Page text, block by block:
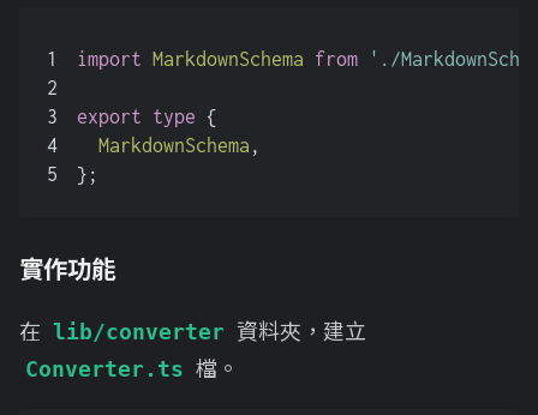
1
2
3
4
5
import MarkdownSchema from './
export type {
MarkdownSchema ,
};
實作功能
在 lib/converter 資料夾，建立
Converter.ts 檔。